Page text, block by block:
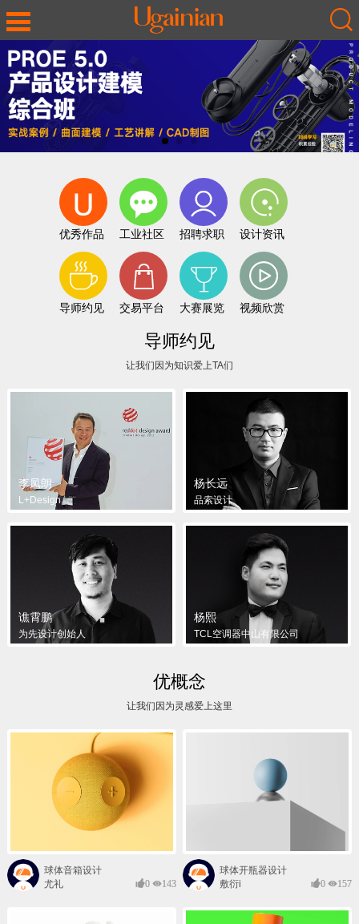
优秀作品 工业社区 招聘求职 设计资讯
导师约见 交易平台 大赛展览 视频欣赏
导师约见
让我们因为知识爱上TA们
李凤朗
L+Design
杨长远
品索设计
谯霄鹏
为先设计创始人
杨熙
TCL空调器中山有限公司
优概念
让我们因为灵感爱上这里
球体音箱设计
尤礼
0 143
球体开瓶器设计
敷衍i
0 157